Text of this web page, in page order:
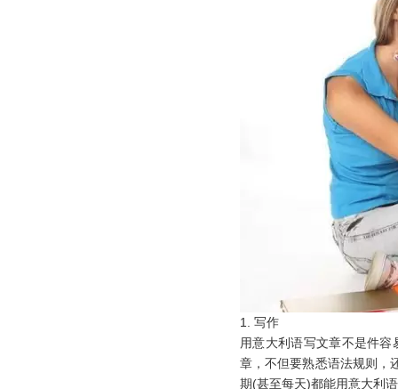
1. 写作
用意大利语写文章不是件
章，不但要熟悉语法规则，
期(甚至每天)都能用意大利